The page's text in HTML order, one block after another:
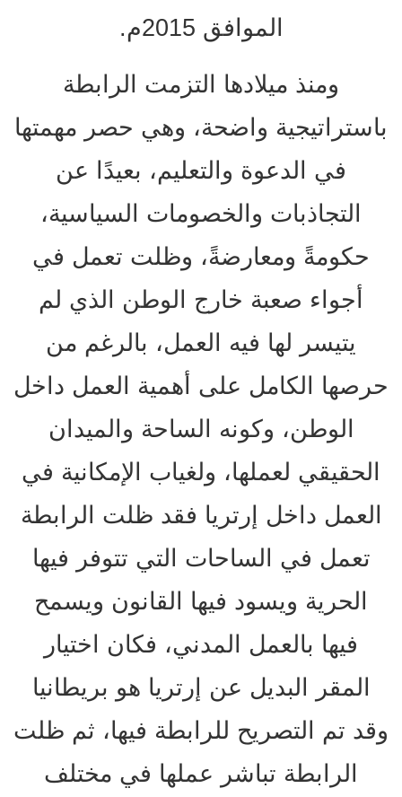
الموافق 2015م.
ومنذ ميلادها التزمت الرابطة
باستراتيجية واضحة، وهي حصر مهمتها
في الدعوة والتعليم، بعيدًا عن
التجاذبات والخصومات السياسية،
حكومةً ومعارضةً، وظلت تعمل في
أجواء صعبة خارج الوطن الذي لم
يتيسر لها فيه العمل، بالرغم من
حرصها الكامل على أهمية العمل داخل
الوطن، وكونه الساحة والميدان
الحقيقي لعملها، ولغياب الإمكانية في
العمل داخل إرتريا فقد ظلت الرابطة
تعمل في الساحات التي تتوفر فيها
الحرية ويسود فيها القانون ويسمح
فيها بالعمل المدني، فكان اختيار
المقر البديل عن إرتريا هو بريطانيا
وقد تم التصريح للرابطة فيها، ثم ظلت
الرابطة تباشر عملها في مختلف